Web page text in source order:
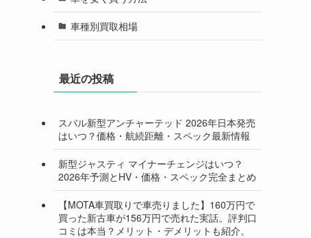
車種別買取相場
最近の投稿
スバル新型アンチャーテッド 2026年日本発売
はいつ？価格・航続距離・スペック最新情報
新型ジャスティ マイナーチェンジはいつ？
2026年予測とHV・価格・スペック完全まとめ
【MOTA車買取りで車売りました】160万円で
買った新古車が156万円で売れた実話。評判口
コミは本当？メリット・デメリットも紹介。